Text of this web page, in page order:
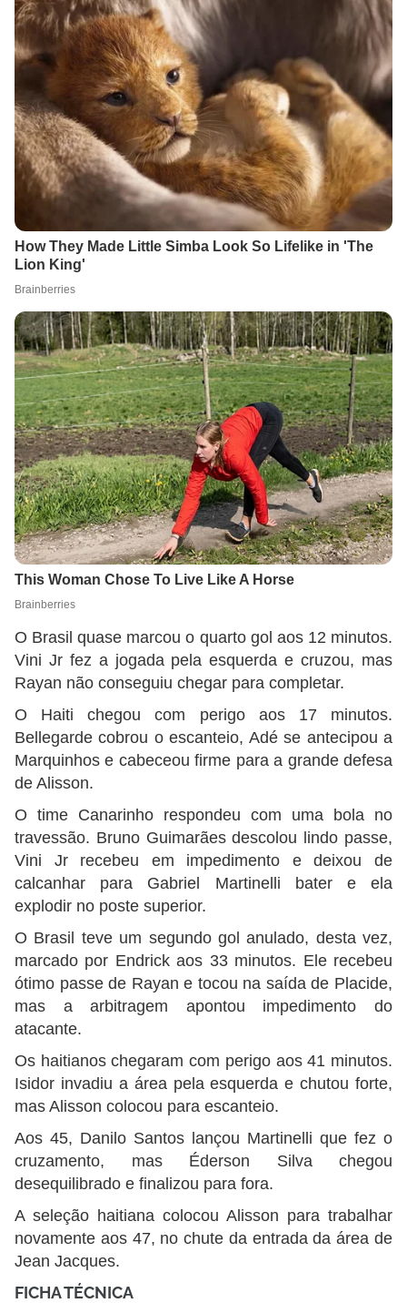
O Brasil quase marcou o quarto gol aos 12 minutos.
Vini Jr fez a jogada pela esquerda e cruzou, mas
Rayan não conseguiu chegar para completar.
O Haiti chegou com perigo aos 17 minutos.
Bellegarde cobrou o escanteio, Adé se antecipou a
Marquinhos e cabeceou firme para a grande defesa
de Alisson.
O time Canarinho respondeu com uma bola no
travessão. Bruno Guimarães descolou lindo passe,
Vini Jr recebeu em impedimento e deixou de
calcanhar para Gabriel Martinelli bater e ela
explodir no poste superior.
O Brasil teve um segundo gol anulado, desta vez,
marcado por Endrick aos 33 minutos. Ele recebeu
ótimo passe de Rayan e tocou na saída de Placide,
mas a arbitragem apontou impedimento do
atacante.
Os haitianos chegaram com perigo aos 41 minutos.
Isidor invadiu a área pela esquerda e chutou forte,
mas Alisson colocou para escanteio.
Aos 45, Danilo Santos lançou Martinelli que fez o
cruzamento, mas Éderson Silva chegou
desequilibrado e finalizou para fora.
A seleção haitiana colocou Alisson para trabalhar
novamente aos 47, no chute da entrada da área de
Jean Jacques.
FICHA TÉCNICA